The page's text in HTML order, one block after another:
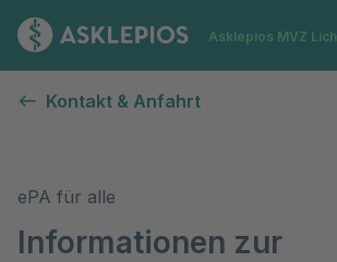
Zur Startseite
Asklepios MVZ Lich
Kontakt & Anfahrt
ePA für alle
Informationen zur